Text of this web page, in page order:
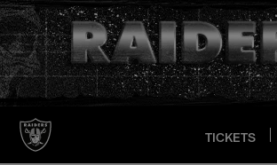
Skip
to
main
content
TICKETS